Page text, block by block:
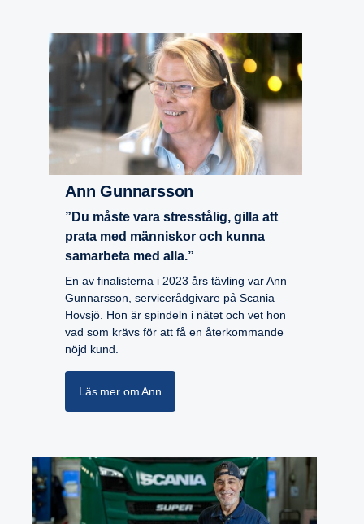
Ann Gunnarsson
”Du måste vara stresstålig, gilla att
prata med människor och kunna
samarbeta med alla.”
En av finalisterna i 2023 års tävling var Ann
Gunnarsson, servicerådgivare på Scania
Hovsjö. Hon är spindeln i nätet och vet hon
vad som krävs för att få en återkommande
nöjd kund.
Läs mer om Ann